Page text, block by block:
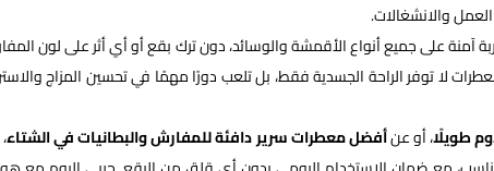
والانشغالات.
على جميع أنواع الأقمشة والوسائد، دون ترك بقع أو أي أثر على لون
لا توفر الراحة الجسدية فقط، بل تلعب دورًا مهمًا في تحسين المزاج
طويلًا، أو عنأفضل معطرات سرير دافئة للمفارش والبطانيات في الشتاء